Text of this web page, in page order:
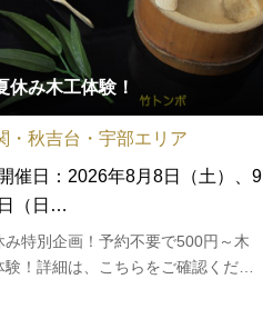
休み木工体験！
み特別企画！予約不要で500円～木
験！詳細は、こちらをご確認くださ
・秋吉台・宇部エリア
開催日：2026年8月8日（土）、9
日（日…